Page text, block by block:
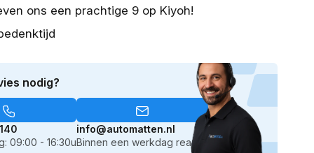
ons een prachtige 9 op Kiyoh!
nodig?
09:00 - 16:30u
info@automatten.nl
Binnen een werkdag reactie